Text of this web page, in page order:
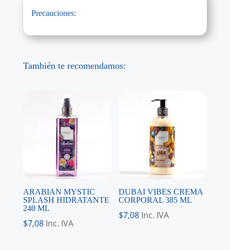
Precauciones:
También te recomendamos:
ARABIAN MYSTIC
SPLASH HIDRATANTE
240 ML
$7,08 Inc. IVA
DUBAI VIBES CREMA
CORPORAL 385 ML
$7,08 Inc. IVA